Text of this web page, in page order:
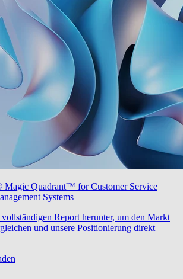
Magic Quadrant™ for Customer Service
Systems
Report herunter, um den Markt
und unsere Positionierung direkt